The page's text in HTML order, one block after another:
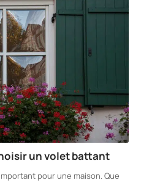
un volet battant
pour une maison. Que